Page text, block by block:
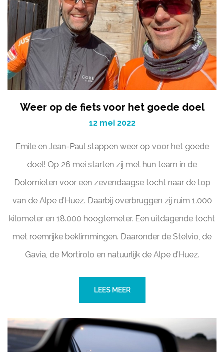
Weer op de fiets voor het goede doel
12 mei 2022
Emile en Jean-Paul stappen weer op voor het goede
doel! Op 26 mei starten zij met hun team in de
Dolomieten voor een zevendaagse tocht naar de top
van de Alpe d’Huez. Daarbij overbruggen zij ruim 1.000
kilometer en 18.000 hoogtemeter. Een uitdagende tocht
met roemrijke beklimmingen. Daaronder de Stelvio, de
Gavia, de Mortirolo en natuurlijk de Alpe d’Huez.
LEES MEER